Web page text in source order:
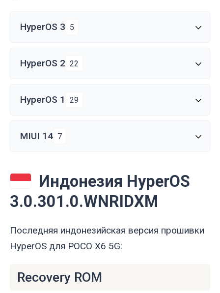
HyperOS 3 5
HyperOS 2 22
HyperOS 1 29
MIUI 14 7
Индонезия HyperOS
3.0.301.0.WNRIDXM
Последняя индонезийская версия прошивки
HyperOS для POCO X6 5G:
Recovery ROM